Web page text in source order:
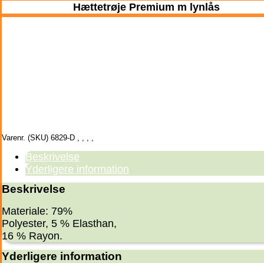
Hættetrøje Premium m lynlås
Varenr. (SKU) 6829-D , , , ,
Beskrivelse
Yderligere information
Beskrivelse
Materiale: 79%
Polyester, 5 % Elasthan,
16 % Rayon.
Yderligere information